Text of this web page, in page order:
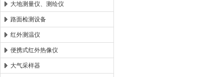
大地测量仪、测绘仪
路面检测设备
红外测温仪
便携式红外热像仪
大气采样器